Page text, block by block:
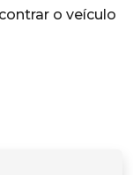
o veículo